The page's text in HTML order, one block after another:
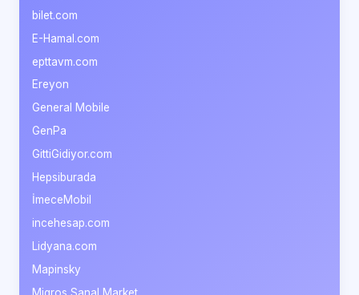
bilet.com
E-Hamal.com
epttavm.com
Ereyon
General Mobile
GenPa
GittiGidiyor.com
Hepsiburada
İmeceMobil
incehesap.com
Lidyana.com
Mapinsky
Migros Sanal Market